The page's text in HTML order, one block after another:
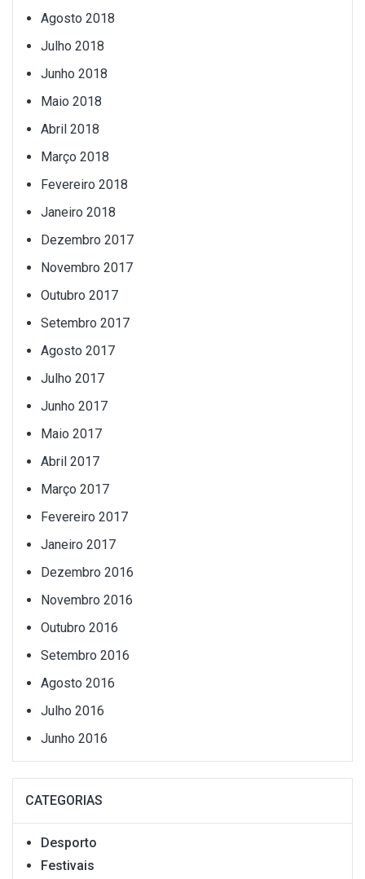
Agosto 2018
Julho 2018
Junho 2018
Maio 2018
Abril 2018
Março 2018
Fevereiro 2018
Janeiro 2018
Dezembro 2017
Novembro 2017
Outubro 2017
Setembro 2017
Agosto 2017
Julho 2017
Junho 2017
Maio 2017
Abril 2017
Março 2017
Fevereiro 2017
Janeiro 2017
Dezembro 2016
Novembro 2016
Outubro 2016
Setembro 2016
Agosto 2016
Julho 2016
Junho 2016
CATEGORIAS
Desporto
Festivais